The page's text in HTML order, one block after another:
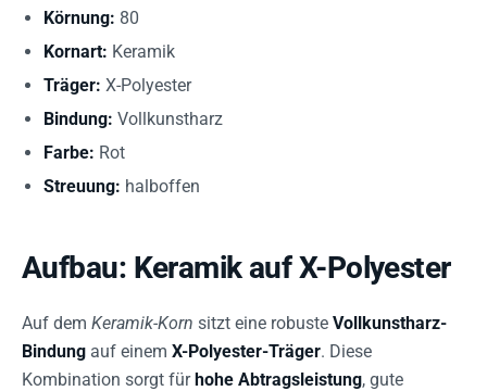
Körnung: 80
Kornart: Keramik
Träger: X-Polyester
Bindung: Vollkunstharz
Farbe: Rot
Streuung: halboffen
Aufbau: Keramik auf X-Polyester
Auf dem Keramik-Korn sitzt eine robuste Vollkunstharz-
Bindung auf einem X-Polyester-Träger. Diese
Kombination sorgt fürhohe Abtragsleistung, gute